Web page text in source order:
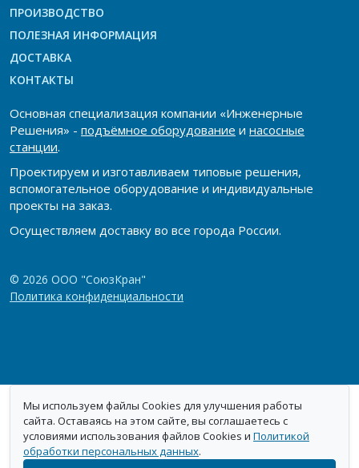
ПРОИЗВОДСТВО
ПОЛЕЗНАЯ ИНФОРМАЦИЯ
ДОСТАВКА
КОНТАКТЫ
Основная специализация компании «Инженерные
Решения» - подъёмное оборудование и насосные
станции.
Проектируем и изготавливаем типовые решения,
вспомогательное оборудование и индивидуальные
проекты на заказ.
Осуществляем доставку во все города России.
© 2026 ООО "СоюзКран"
Политика конфиденциальности
Мы используем файлы Cookies для улучшения работы
сайта. Оставаясь на этом сайте, вы соглашаетесь с
условиями использования файлов Cookies и Политикой
обработки персональных данных.